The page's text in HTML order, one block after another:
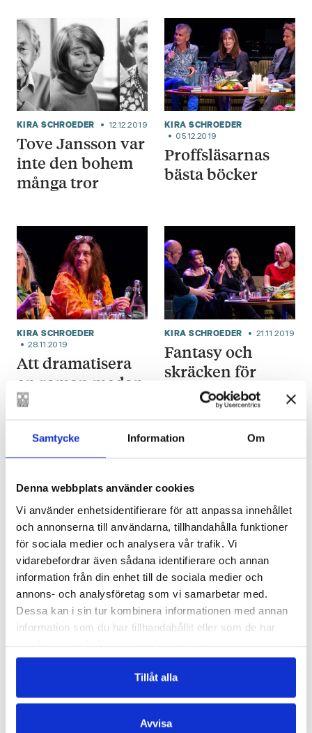
Samtycke Information Om
Denna webbplats använder cookies
Vi använder enhetsidentifierare för att anpassa innehållet
och annonserna till användarna, tillhandahålla funktioner
för sociala medier och analysera vår trafik. Vi
vidarebefordrar även sådana identifierare och annan
information från din enhet till de sociala medier och
annons- och analysföretag som vi samarbetar med.
Dessa kan i sin tur kombinera informationen med annan
information som du har tillhandahållit eller som de har
Tillåt alla
Avvisa
KIRA SCHROEDER 12.12.2019
Tove Jansson var
inte den bohem
många tror
KIRA SCHROEDER
05.12.2019
Proffsläsarnas
bästa böcker
KIRA SCHROEDER
28.11.2019
Att dramatisera
en roman medan
den skrivs
KIRA SCHROEDER 21.11.2019
Fantasy och
skräcken för
genrelitteratur
14.11.2019
Kvinnor som
skriver om
kvinnor
07.11.2019
Glada vi till
arbetet gå